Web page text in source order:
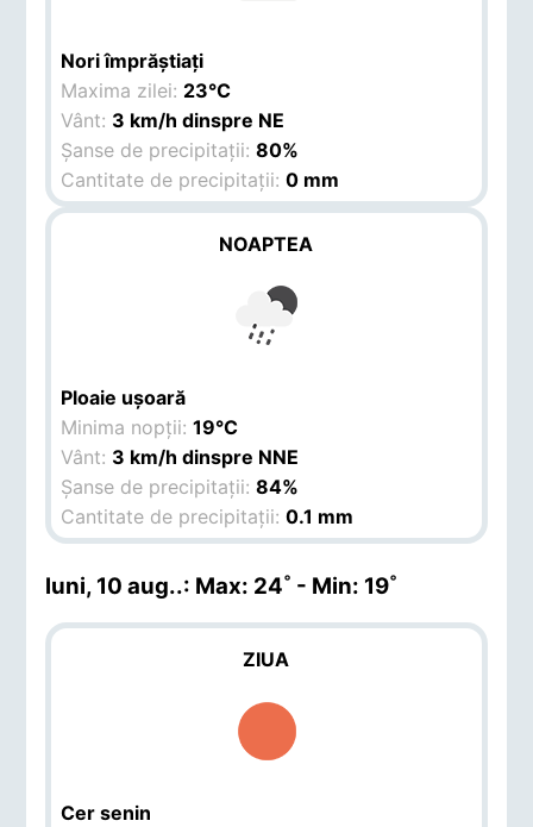
Nori împrăștiați
Maxima zilei: 23°C
Vânt: 3 km/h dinspre NE
Șanse de precipitații:80%
Cantitate de precipitații:0 mm
NOAPTEA
Ploaie ușoară
Minima nopții:19°C
Vânt: 3 km/h dinspre NNE
Șanse de precipitații:84%
Cantitate de precipitații:0.1 mm
luni, 10 aug..: Max: 24˚ - Min: 19˚
ZIUA
Cer senin